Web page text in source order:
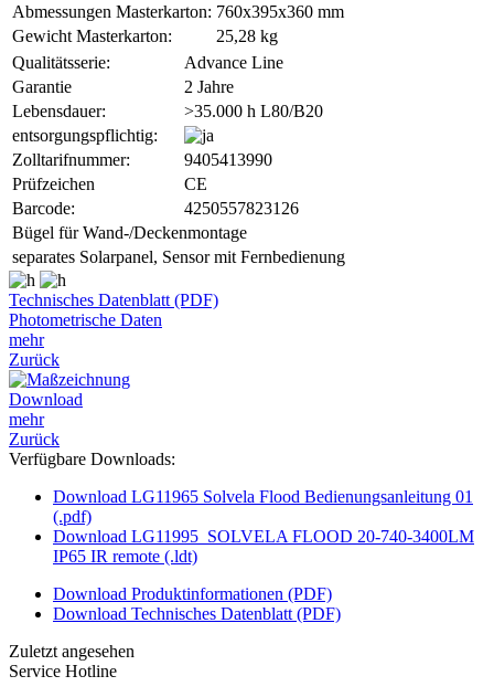
Abmessungen Masterkarton: 760x395x360 mm
Gewicht Masterkarton:
25,28 kg
Qualitätsserie:
Advance Line
Garantie
2 Jahre
Lebensdauer:
>35.000 h L80/B20
entsorgungspflichtig:
Zolltarifnummer:
9405413990
Prüfzeichen
CE
Barcode:
4250557823126
Bügel für Wand-/Deckenmontage
separates Solarpanel, Sensor mit Fernbedienung
Technisches Datenblatt (PDF)
Photometrische Daten
mehr
Zurück
Download
mehr
Zurück
Verfügbare Downloads:
Download LG11965 Solvela Flood Bedienungsanleitung 01
(.pdf)
Download LG11995_SOLVELA FLOOD 20-740-3400LM
IP65 IR remote (.ldt)
Download Produktinformationen (PDF)
Download Technisches Datenblatt (PDF)
Zuletzt angesehen
Service Hotline